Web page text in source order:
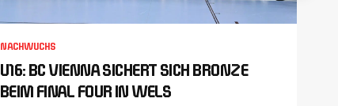
NACHWUCHS
U16: BC VIENNA SICHERT SICH BRONZE
BEIM FINAL FOUR IN WELS